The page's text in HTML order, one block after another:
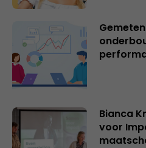
Bianca
voor